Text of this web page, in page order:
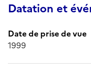
Datation et
Date de prise de vue
1999